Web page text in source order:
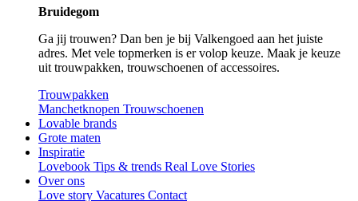
Bruidegom
Ga jij trouwen? Dan ben je bij Valkengoed aan het juiste
adres. Met vele topmerken is er volop keuze. Maak je keuze
uit trouwpakken, trouwschoenen of accessoires.
Trouwpakken
Manchetknopen Trouwschoenen
Lovable brands
Grote maten
Inspiratie
Lovebook Tips & trends Real Love Stories
Over ons
Love story Vacatures Contact